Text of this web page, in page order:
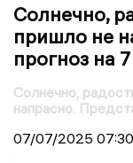
Солнечно,
пришло не
прогноз на
Солнечно,
напрасно.
07/07/2025 07:30